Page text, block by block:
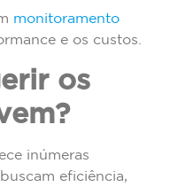
monitoramento
e os custos.
os
inúmeras
eficiência,